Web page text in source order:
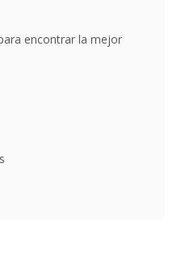
encontrar la mejor